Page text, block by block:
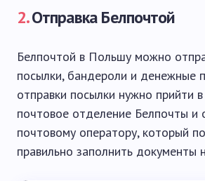
2.Отправка Белпочтой
Белпочтой в Польшу можно
посылки, бандероли и денежные
отправки посылки нужно прийти
почтовое отделение Белпочты и
почтовому оператору, который
правильно заполнить документы